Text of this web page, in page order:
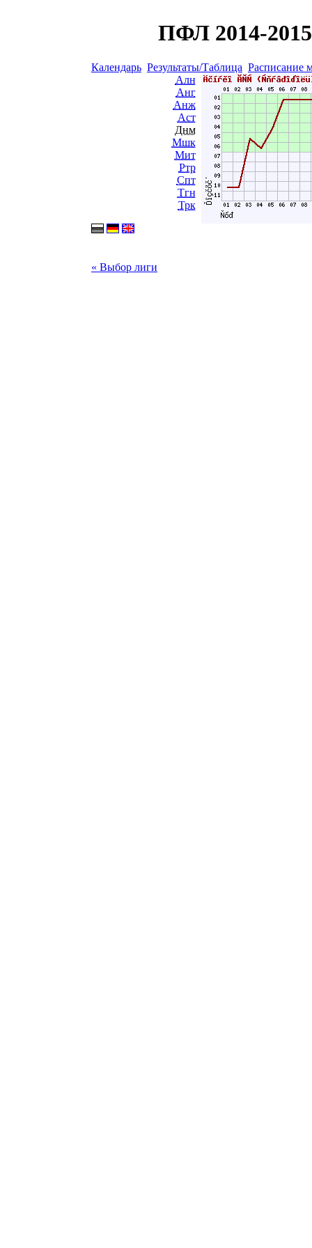
ПФЛ 2014-
Календарь Результаты/Таблица Расписание
Алн
Анг
Анж
Аст
Днм
Мшк
Мит
Ртр
Спт
Тгн
Трк
« Выбор лиги